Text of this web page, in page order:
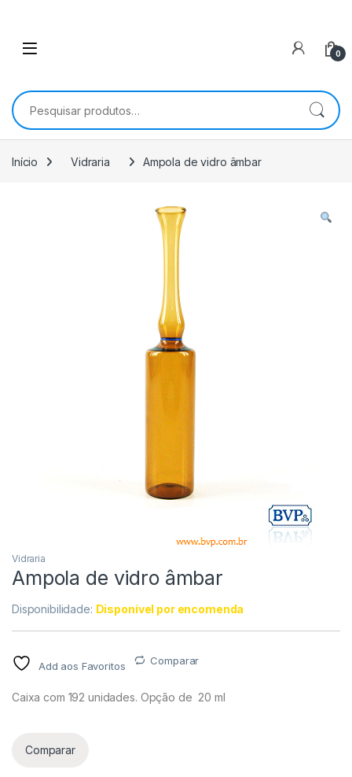
0
Pesquisar por:
Início Vidraria Ampola de vidro âmbar
Vidraria
Ampola de vidro âmbar
Disponibilidade: Disponível por encomenda
Add aos Favoritos Comparar
Caixa com 192 unidades. Opção de 20 ml
Comparar